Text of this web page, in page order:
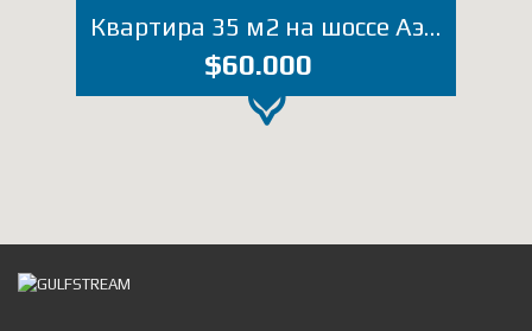
Квартира 35 м2 на шоссе Аэропорта (Лот 4016ОЭ)
$60.000